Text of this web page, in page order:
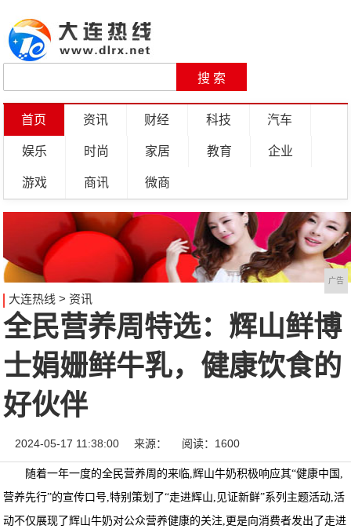
首页 资讯 财经 科技 汽车
娱乐 时尚 家居 教育 企业
游戏 商讯 微商
广告
大连热线 > 资讯
全民营养周特选：辉山鲜博
士娟姗鲜牛乳，健康饮食的
好伙伴
2024-05-17 11:38:00 来源： 阅读：1600
随着一年一度的全民营养周的来临,辉山牛奶积极响应其“健康中国,
营养先行”的宣传口号,特别策划了“走进辉山,见证新鲜”系列主题活动,活
动不仅展现了辉山牛奶对公众营养健康的关注,更是向消费者发出了走进